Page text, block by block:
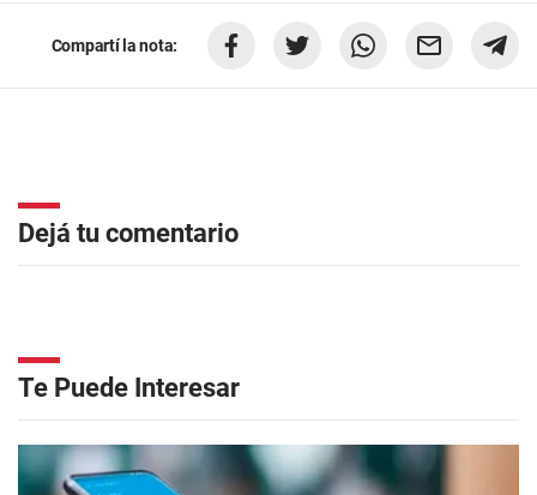
Compartí la nota:
Dejá tu comentario
Te Puede Interesar